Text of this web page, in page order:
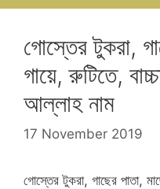
গোস্তের টুকরা,
গায়ে, রুটিতে,
আল্লাহ নাম
17 November 2019
গোস্তের টুকরা, গাছের পাতা,